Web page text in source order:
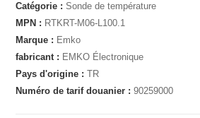
Catégorie :Sonde de température
MPN : RTKRT-M06-L100.1
Marque : Emko
fabricant : EMKO Électronique
Pays d'origine :TR
Numéro de tarif douanier :90259000